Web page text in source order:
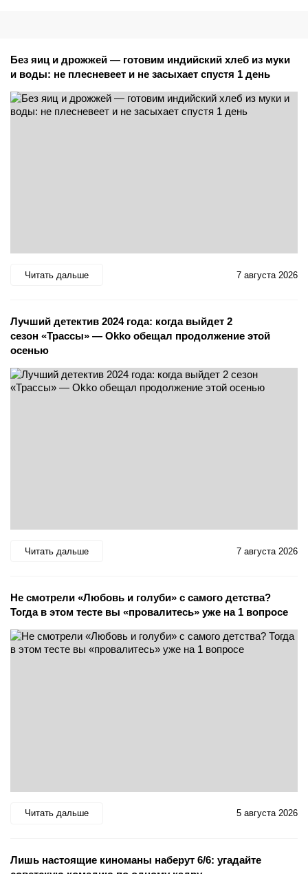
Без яиц и дрожжей — готовим индийский хлеб из муки
и воды: не плесневеет и не засыхает спустя 1 день
Читать дальше 7 августа 2026
Лучший детектив 2024 года: когда выйдет 2
сезон «Трассы» — Okko обещал продолжение этой
осенью
Читать дальше 7 августа 2026
Не смотрели «Любовь и голуби» с самого детства?
Тогда в этом тесте вы «провалитесь» уже на 1 вопросе
Читать дальше 5 августа 2026
Лишь настоящие киноманы наберут 6/6: угадайте